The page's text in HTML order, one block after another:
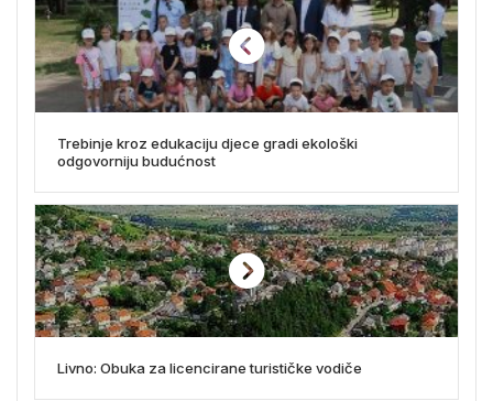
Trebinje kroz edukaciju djece gradi ekološki
odgovorniju budućnost
Livno: Obuka za licencirane turističke vodiče